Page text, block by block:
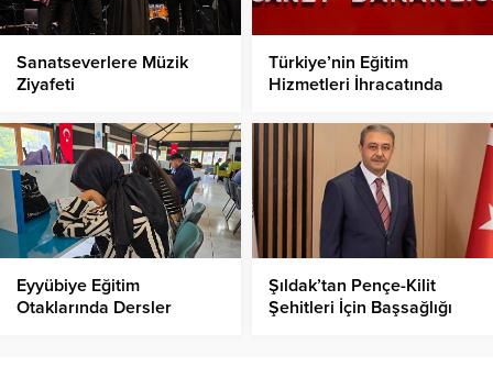
Sanatseverlere Müzik
Ziyafeti
Türkiye’nin Eğitim
Hizmetleri İhracatında
Eyyübiye Eğitim
Otaklarında Dersler
Şıldak’tan Pençe-Kilit
Şehitleri İçin Başsağlığı